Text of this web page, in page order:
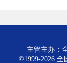
主管主办：
©1999-2026